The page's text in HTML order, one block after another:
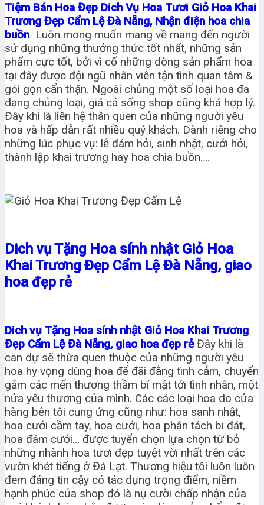
Tiệm Bán Hoa Đẹp Dich Vụ Hoa Tươi Giỏ Hoa Khai
Trương Đẹp Cẩm Lệ Đà Nẵng, Nhận điện hoa chia
buồn Luôn mong muốn mang về mang đến người
sử dụng những thưởng thức tốt nhất, những sản
phẩm cực tốt, bởi vì cố những dòng sản phẩm hoa
tại đây được đội ngũ nhân viên tận tình quan tâm &
gói gọn cẩn thận. Ngoài chủng một số loại hoa đa
dạng chủng loại, giá cả sống shop cũng khá hợp lý.
Đây khi là liên hệ thân quen của những người yêu
hoa và hấp dẫn rất nhiều quý khách. Dành riêng cho
những lúc phục vụ: lễ đám hỏi, sinh nhật, cưới hỏi,
thành lập khai trương hay hoa chia buồn….
Dich vụ Tặng Hoa sính nhật Giỏ Hoa
Khai Trương Đẹp Cẩm Lệ Đà Nẵng, giao
hoa đẹp rẻ
Dich vụ Tặng Hoa sính nhật Giỏ Hoa Khai Trương
Đẹp Cẩm Lệ Đà Nẵng, giao hoa đẹp rẻĐây khi là
can dự sẽ thừa quen thuộc của những người yêu
hoa hy vọng dùng hoa để đãi đằng tình cảm, chuyển
gắm các mến thương thầm bí mật tới tình nhân, một
nửa yêu thương của mình. Các các loại hoa do cửa
hàng bên tôi cung ứng cũng như: hoa sanh nhật,
hoa cưới cầm tay, hoa cưới, hoa phân tách bi đát,
hoa đám cưới… được tuyển chọn lựa chọn từ bỏ
những nhành hoa tươi đẹp tuyệt vời nhất trên các
vườn khét tiếng ở Đà Lạt. Thương hiệu tôi luôn luôn
đem đáng tin cậy có tác dụng trọng điểm, niềm
hạnh phúc của shop đó là nụ cười chấp nhận của